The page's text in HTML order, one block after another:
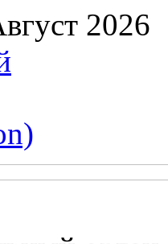
2026